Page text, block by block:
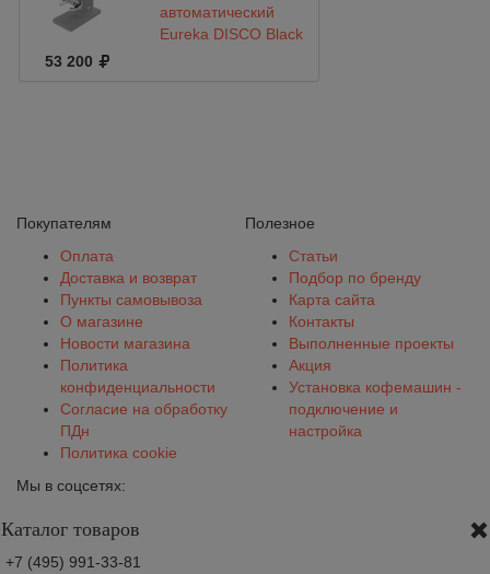
автоматический
Eureka DISCO Black
53 200
Покупателям
Оплата
Доставка и возврат
Пункты самовывоза
О магазине
Новости магазина
Политика
конфиденциальности
Согласие на обработку
ПДн
Политика cookie
Полезное
Статьи
Подбор по бренду
Карта сайта
Контакты
Выполненные проекты
Акция
Установка кофемашин -
подключение и
настройка
Мы в соцсетях:
Каталог товаров
+7 (495) 991-33-81